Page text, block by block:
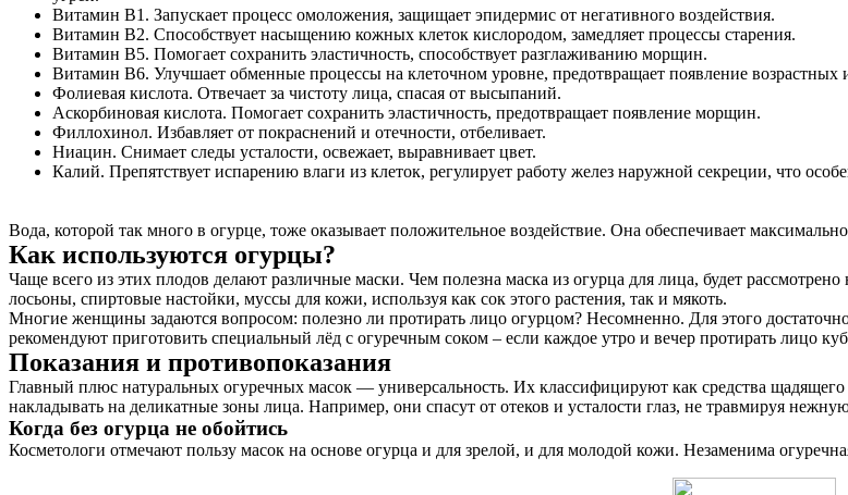
Витамин В1. Запускает процесс омоложения, защищает эпидермис от негативного воздействия.
Витамин В2. Способствует насыщению кожных клеток кислородом, замедляет процессы старения.
Витамин В5. Помогает сохранить эластичность, способствует разглаживанию морщин.
Витамин В6. Улучшает обменные процессы на клеточном уровне, предотвращает появление возрастных
Фолиевая кислота. Отвечает за чистоту лица, спасая от высыпаний.
Аскорбиновая кислота. Помогает сохранить эластичность, предотвращает появление морщин.
Филлохинол. Избавляет от покраснений и отечности, отбеливает.
Ниацин. Снимает следы усталости, освежает, выравнивает цвет.
Калий. Препятствует испарению влаги из клеток, регулирует работу желез наружной секреции, что
Вода, которой так много в огурце, тоже оказывает положительное воздействие. Она обеспечивает
Как используются огурцы?
Чаще всего из этих плодов делают различные маски. Чем полезна маска из огурца для лица, будет
лосьоны, спиртовые настойки, муссы для кожи, используя как сок этого растения, так и мякоть.
Многие женщины задаются вопросом: полезно ли протирать лицо огурцом? Несомненно. Для этого
рекомендуют приготовить специальный лёд с огуречным соком – если каждое утро и вечер протирать лицо
Показания и противопоказания
Главный плюс натуральных огуречных масок — универсальность. Их классифицируют как средства
накладывать на деликатные зоны лица. Например, они спасут от отеков и усталости глаз, не травмируя
Когда без огурца не обойтись
Косметологи отмечают пользу масок на основе огурца и для зрелой, и для молодой кожи. Незаменима